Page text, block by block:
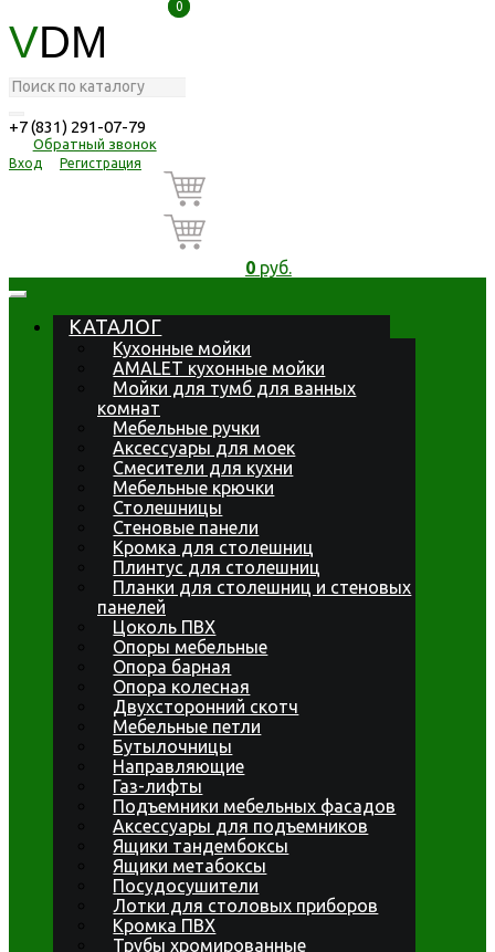
VDM
+7 (831) 291-07-79
Обратный звонок
Вход Регистрация
0
0
0руб.
КАТАЛОГ
Кухонные мойки
AMALET кухонные мойки
Мойки для тумб для ванных
комнат
Мебельные ручки
Аксессуары для моек
Смесители для кухни
Мебельные крючки
Столешницы
Стеновые панели
Кромка для столешниц
Плинтус для столешниц
Планки для столешниц и стеновых
панелей
Цоколь ПВХ
Опоры мебельные
Опора барная
Опора колесная
Двухсторонний скотч
Мебельные петли
Бутылочницы
Направляющие
Газ-лифты
Подъемники мебельных фасадов
Аксессуары для подъемников
Ящики тандембоксы
Ящики метабоксы
Посудосушители
Лотки для столовых приборов
Кромка ПВХ
Трубы хромированные